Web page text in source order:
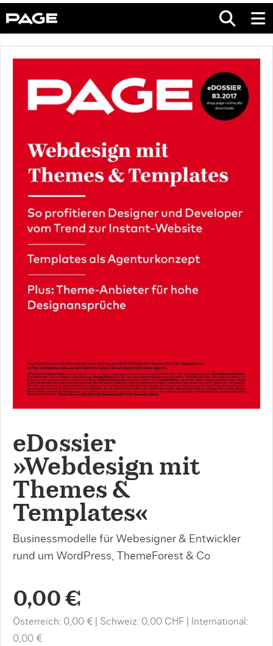
eDossier
»Webdesign mit
Themes &
Templates«
Businessmodelle für Webesigner & Entwickler
rund um WordPress, ThemeForest & Co
0,00 €
Österreich: 0,00 € Schweiz: 0,00 CHF
International:
0,00 €